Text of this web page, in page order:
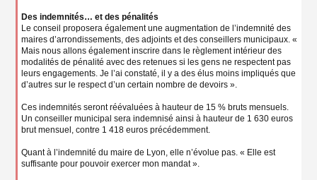
Des indemnités… et des pénalités
Le conseil proposera également une augmentation de l’indemnité des
maires d’arrondissements, des adjoints et des conseillers municipaux. «
Mais nous allons également inscrire dans le règlement intérieur des
modalités de pénalité avec des retenues si les gens ne respectent pas
leurs engagements. Je l’ai constaté, il y a des élus moins impliqués que
d’autres sur le respect d’un certain nombre de devoirs ».
Ces indemnités seront réévaluées à hauteur de 15 % bruts mensuels.
Un conseiller municipal sera indemnisé ainsi à hauteur de 1 630 euros
brut mensuel, contre 1 418 euros précédemment.
Quant à l’indemnité du maire de Lyon, elle n’évolue pas. « Elle est
suffisante pour pouvoir exercer mon mandat ».